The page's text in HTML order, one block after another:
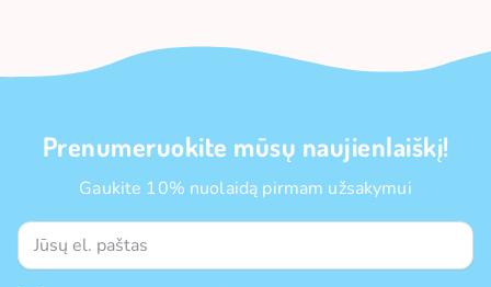
Prenumeruokite mūsų naujienlaiškį!
Gaukite 10% nuolaidą pirmam užsakymui